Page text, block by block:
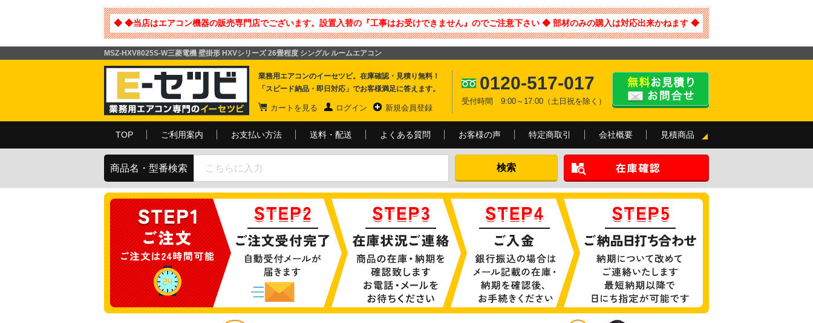
◆ ◆当店はエアコン機器の販売専門店でございます。設置入替の『工事はお受けできません』のでご注意下さい ◆ 部材のみの購入は対応出来かねます ◆
MSZ-HXV8025S-W三菱電機 壁掛形 HXVシリーズ 26畳程度 シングル ルームエアコン
業務用エアコンのイーセツビ。在庫確認・見積り無料！
「スピード納品・即日対応」でお客様満足に答えます。
カートを見る ログイン 新規会員登録
0120-517-017
受付時間 9:00～17:00（土日祝を除く）
TOP ご利用案内 お支払い方法 送料・配送 よくある質問 お客様の声 特定商取引 会社概要 見積商品
商品名・型番検索